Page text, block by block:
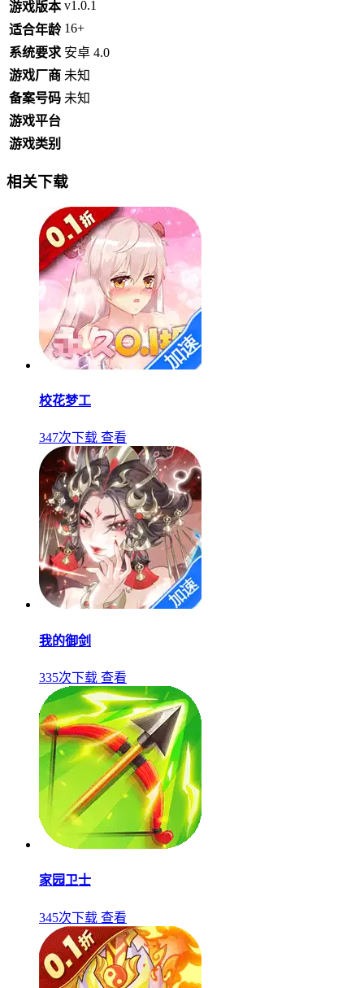
游戏版本 v1.0.1
适合年龄 16+
系统要求 安卓 4.0
游戏厂商 未知
备案号码 未知
游戏平台
游戏类别
相关下载
校花梦工
347次下载 查看
我的御剑
335次下载 查看
家园卫士
345次下载 查看